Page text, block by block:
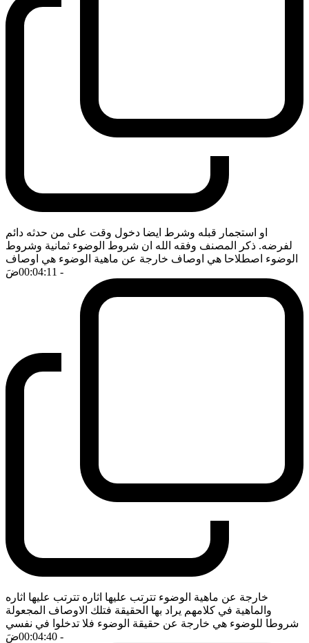
او استجمار قبله وشرط ايضا دخول وقت على من حدثه دائم
لفرضه. ذكر المصنف وفقه الله ان شروط الوضوء ثمانية وشروط
الوضوء اصطلاحا هي اوصاف خارجة عن ماهية الوضوء هي اوصاف
- 00:04:11
ضَ
خارجة عن ماهية الوضوء تترتب عليها اثاره تترتب عليها اثاره
والماهية في كلامهم يراد بها الحقيقة فتلك الاوصاف المجعولة
شروطا للوضوء هي خارجة عن حقيقة الوضوء فلا تدخلوا في نفسي
- 00:04:40
ضَ